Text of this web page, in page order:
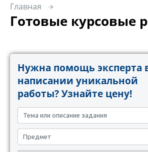
Главная
Готовые курсовые
Нужна помощь эксперта
написании уникальной
работы? Узнайте цену!